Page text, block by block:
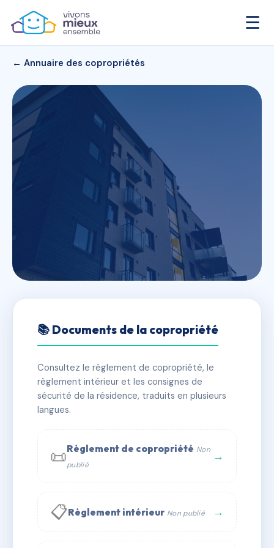
☰
← Annuaire des copropriétés
Le Bouteiller
✓ Immatriculée 🏠 6 lots 🏗 1 bâtiment(s)
📞 Contacter Syndic Digital
📚 Documents de la copropriété
Consultez le règlement de copropriété, le
règlement intérieur et les consignes de
sécurité de la résidence, traduits en plusieurs
langues.
📜Règlement de copropriété Non
publié
→
📋Règlement intérieur Non publié →